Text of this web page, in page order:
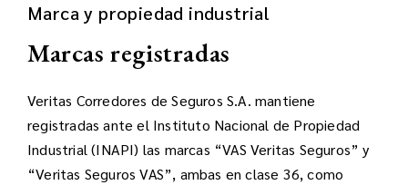
Marca y propiedad industrial
Marcas registradas
Veritas Corredores de Seguros S.A. mantiene
registradas ante el Instituto Nacional de Propiedad
Industrial (INAPI) las marcas “VAS Veritas Seguros” y
“Veritas Seguros VAS”, ambas en clase 36, como